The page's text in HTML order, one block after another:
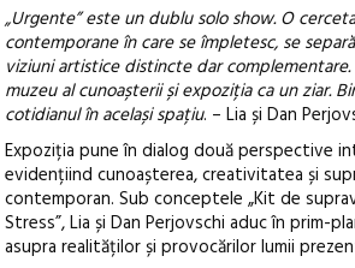
„Urgente” este un dublu solo show. O
contemporane în care se împletesc, se
viziuni artistice distincte dar
muzeu al cunoașterii și expoziția ca un ziar.
cotidianul în același spațiu. – Lia și Dan
Expoziția pune în dialog două perspective
evidențiind cunoașterea, creativitatea și
contemporan. Sub conceptele „Kit de
Stress”, Lia și Dan Perjovschi aduc în prim-
asupra realităților și provocărilor lumii